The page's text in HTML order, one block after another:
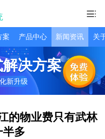
案 产品中心 新闻资讯 关
决方案
新升级
的物业费只有武林
半多